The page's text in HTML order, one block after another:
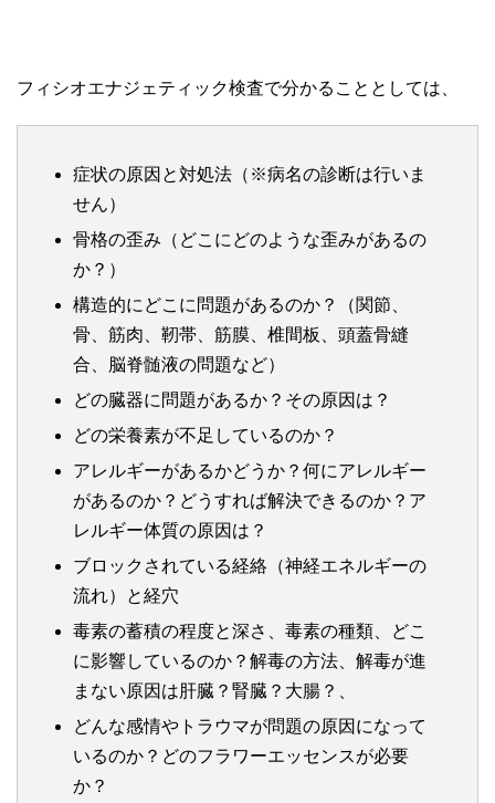
フィシオエナジェティック検査で分かることとしては、
症状の原因と対処法（※病名の診断は行いま
せん）
骨格の歪み（どこにどのような歪みがあるの
か？）
構造的にどこに問題があるのか？（関節、
骨、筋肉、靭帯、筋膜、椎間板、頭蓋骨縫
合、脳脊髄液の問題など）
どの臓器に問題があるか？その原因は？
どの栄養素が不足しているのか？
アレルギーがあるかどうか？何にアレルギー
があるのか？どうすれば解決できるのか？ア
レルギー体質の原因は？
ブロックされている経絡（神経エネルギーの
流れ）と経穴
毒素の蓄積の程度と深さ、毒素の種類、どこ
に影響しているのか？解毒の方法、解毒が進
まない原因は肝臓？腎臓？大腸？、
どんな感情やトラウマが問題の原因になって
いるのか？どのフラワーエッセンスが必要
か？